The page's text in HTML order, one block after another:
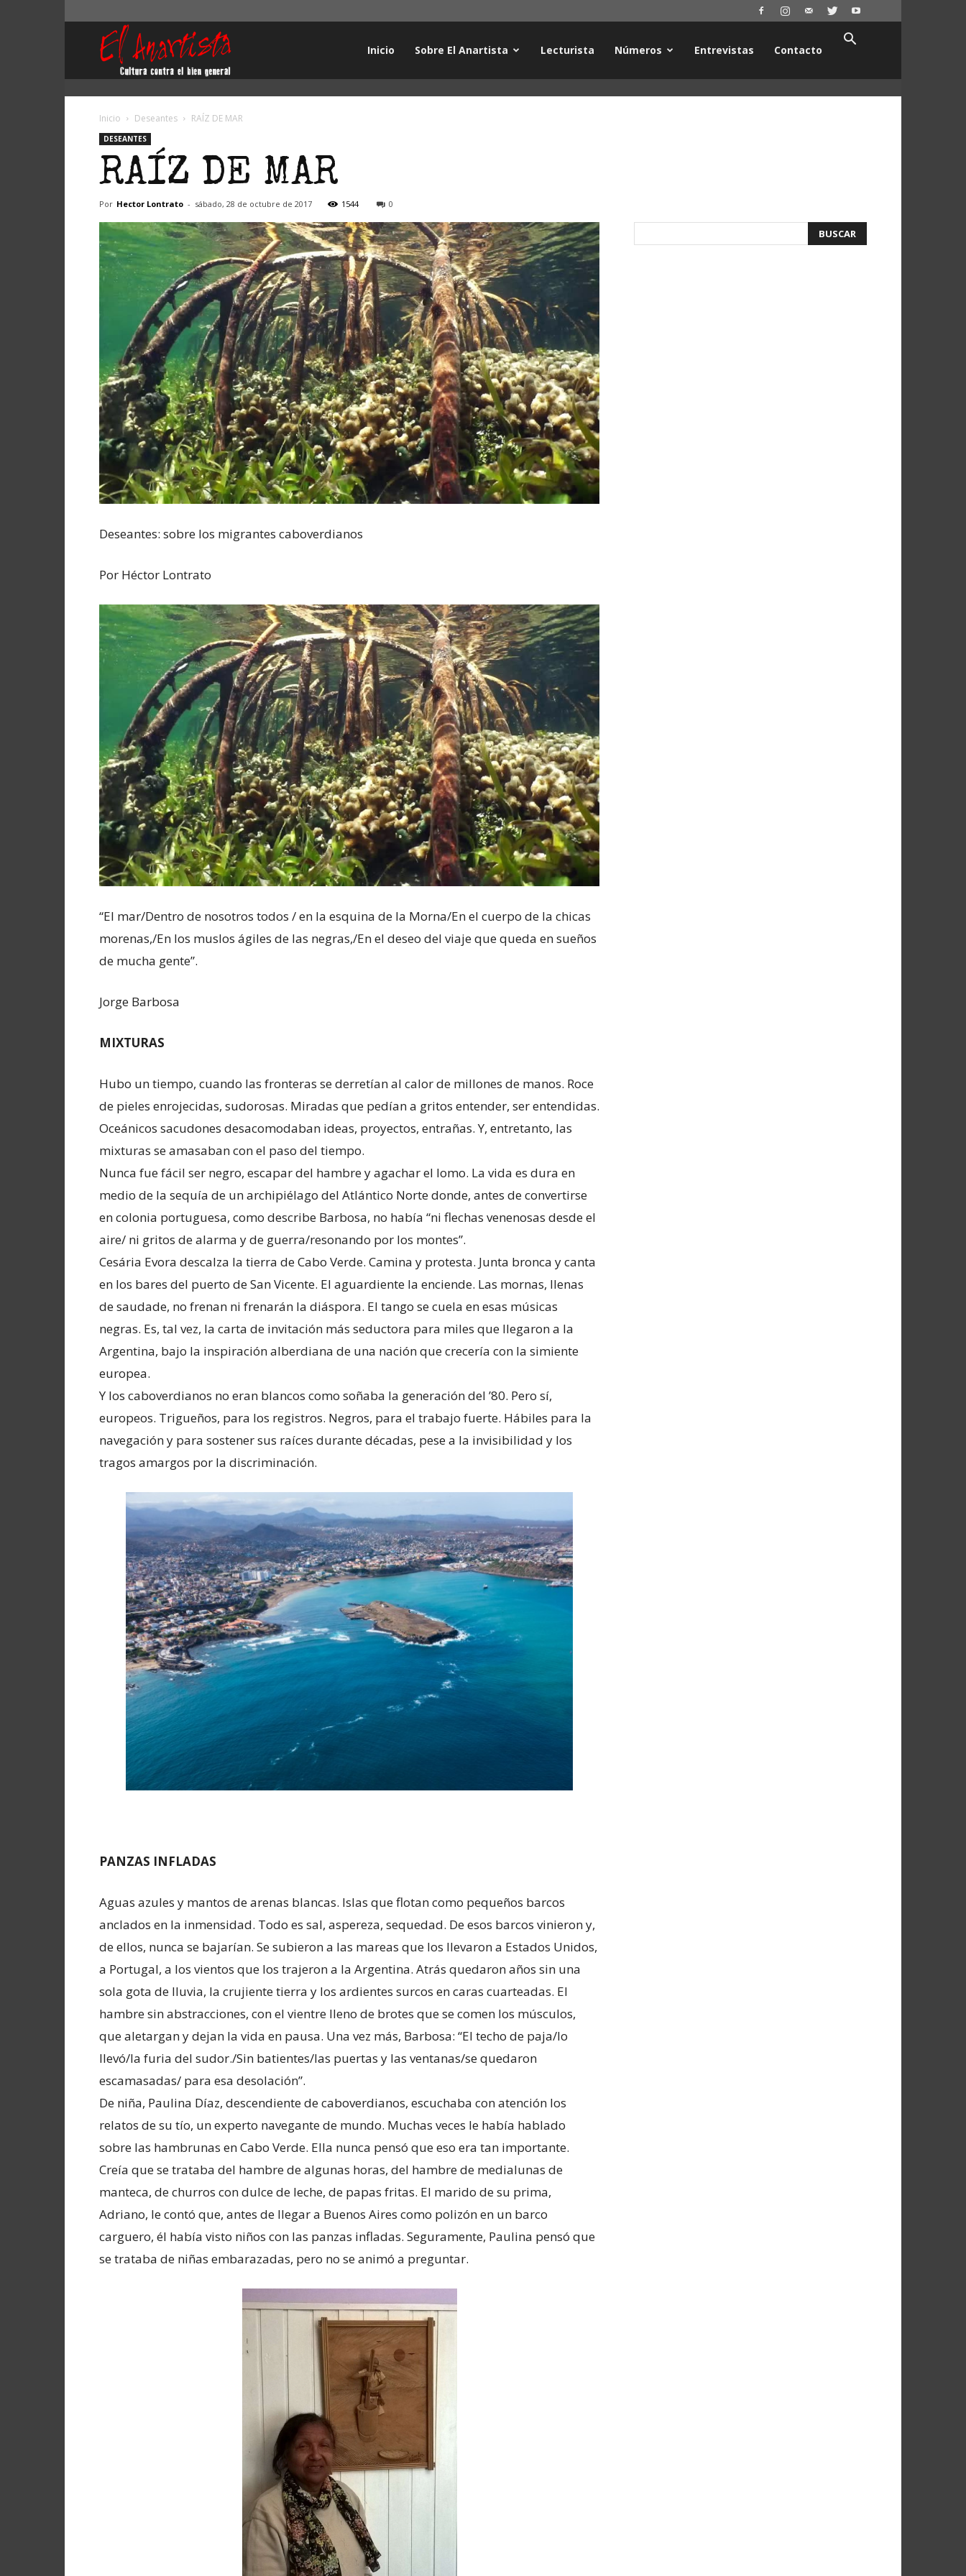
Inicio Sobre El Anartista Lecturista Números Entrevistas Contacto
Inicio Deseantes RAÍZ DE MAR
DESEANTES
RAÍZ DE MAR
Por Hector Lontrato - sábado, 28 de octubre de 2017 1544 0
Deseantes: sobre los migrantes caboverdianos
Por Héctor Lontrato
“El mar/Dentro de nosotros todos / en la esquina de la Morna/En el cuerpo de la chicas
morenas,/En los muslos ágiles de las negras,/En el deseo del viaje que queda en sueños
de mucha gente”.
Jorge Barbosa
MIXTURAS
Hubo un tiempo, cuando las fronteras se derretían al calor de millones de manos. Roce
de pieles enrojecidas, sudorosas. Miradas que pedían a gritos entender, ser entendidas.
Oceánicos sacudones desacomodaban ideas, proyectos, entrañas. Y, entretanto, las
mixturas se amasaban con el paso del tiempo.
Nunca fue fácil ser negro, escapar del hambre y agachar el lomo. La vida es dura en
medio de la sequía de un archipiélago del Atlántico Norte donde, antes de convertirse
en colonia portuguesa, como describe Barbosa, no había “ni flechas venenosas desde el
aire/ ni gritos de alarma y de guerra/resonando por los montes”.
Cesária Evora descalza la tierra de Cabo Verde. Camina y protesta. Junta bronca y canta
en los bares del puerto de San Vicente. El aguardiente la enciende. Las mornas, llenas
de saudade, no frenan ni frenarán la diáspora. El tango se cuela en esas músicas
negras. Es, tal vez, la carta de invitación más seductora para miles que llegaron a la
Argentina, bajo la inspiración alberdiana de una nación que crecería con la simiente
europea.
Y los caboverdianos no eran blancos como soñaba la generación del ’80. Pero sí,
europeos. Trigueños, para los registros. Negros, para el trabajo fuerte. Hábiles para la
navegación y para sostener sus raíces durante décadas, pese a la invisibilidad y los
tragos amargos por la discriminación.
PANZAS INFLADAS
Aguas azules y mantos de arenas blancas. Islas que flotan como pequeños barcos
anclados en la inmensidad. Todo es sal, aspereza, sequedad. De esos barcos vinieron y,
de ellos, nunca se bajarían. Se subieron a las mareas que los llevaron a Estados Unidos,
a Portugal, a los vientos que los trajeron a la Argentina. Atrás quedaron años sin una
sola gota de lluvia, la crujiente tierra y los ardientes surcos en caras cuarteadas. El
hambre sin abstracciones, con el vientre lleno de brotes que se comen los músculos,
que aletargan y dejan la vida en pausa. Una vez más, Barbosa: “El techo de paja/lo
llevó/la furia del sudor./Sin batientes/las puertas y las ventanas/se quedaron
escamasadas/ para esa desolación”.
De niña, Paulina Díaz, descendiente de caboverdianos, escuchaba con atención los
relatos de su tío, un experto navegante de mundo. Muchas veces le había hablado
sobre las hambrunas en Cabo Verde. Ella nunca pensó que eso era tan importante.
Creía que se trataba del hambre de algunas horas, del hambre de medialunas de
manteca, de churros con dulce de leche, de papas fritas. El marido de su prima,
Adriano, le contó que, antes de llegar a Buenos Aires como polizón en un barco
carguero, él había visto niños con las panzas infladas. Seguramente, Paulina pensó que
se trataba de niñas embarazadas, pero no se animó a preguntar.